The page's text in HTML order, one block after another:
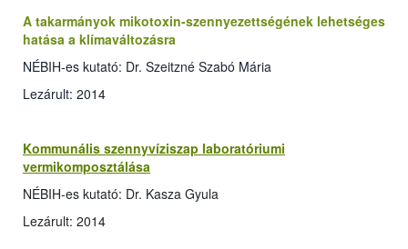
A takarmányok mikotoxin-szennyezettségének lehetséges
hatása a klímaváltozásra
NÉBIH-es kutató: Dr. Szeitzné Szabó Mária
Lezárult: 2014
Kommunális szennyvíziszap laboratóriumi
vermikomposztálása
NÉBIH-es kutató: Dr. Kasza Gyula
Lezárult: 2014